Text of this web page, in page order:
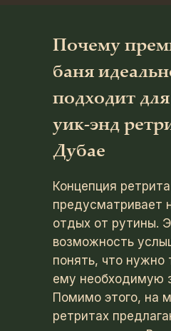
Почему
баня
подходит
уик-энд
Дубае
Концепция ретрита
предусматривает
отдых от рутины.
возможность
понять, что нужно
ему необходимую
Помимо этого, на
ретритах